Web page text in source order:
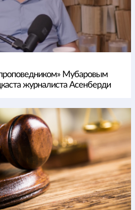
Мубаровым
журналиста Асенберди